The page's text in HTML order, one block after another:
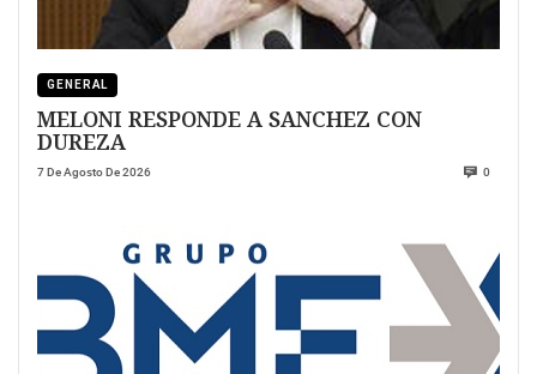
GENERAL
MELONI RESPONDE A SANCHEZ CON
DUREZA
7 De Agosto De 2026 0